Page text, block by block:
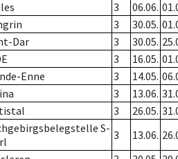
3 06.06.
3 30.05.
Dar 3 30.05.
3 16.05.
Enne 3 14.05.
3 13.06.
3 26.05.
S- 3 13.06.